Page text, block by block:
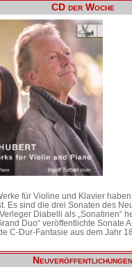
CD der Woche
für Violine und Klavier
Es sind die drei Sonaten des
Diabelli als „Sonatinen“
Duo“ veröffentlichte Sonate
C-Dur-Fantasie aus dem Jahr
Neuveröffentlichungen